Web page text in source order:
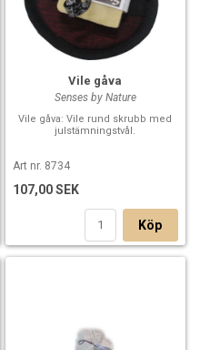
Vile gåva
Senses by Nature
Vile gåva: Vile rund skrubb med
julstämningstvål.
Art nr. 8734
107,00 SEK
Köp